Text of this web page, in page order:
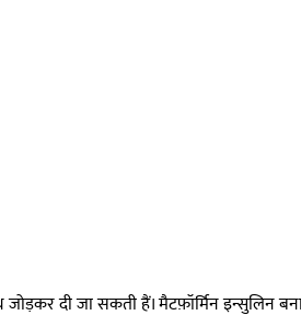
दी जा सकती हैं। मैटफ़ॉर्मिन इन्सुलिन